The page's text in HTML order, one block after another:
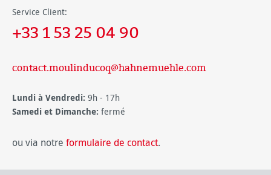
Service Client:
+33 1 53 25 04 90
contact.moulinducoq@hahnemuehle.com
Lundi à Vendredi: 9h - 17h
Samedi et Dimanche: fermé
ou via notre formulaire de contact.